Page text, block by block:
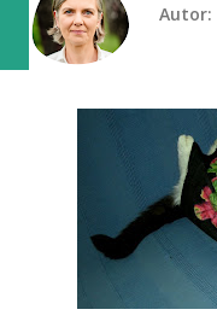
Autor: